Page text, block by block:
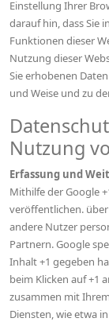
Einstellung Ihrer
darauf hin, dass Sie
Funktionen dieser
Nutzung dieser
Sie erhobenen
und Weise und zu
Nutzung
Erfassung und
Mithilfe der Google
veröffentlichen. über
andere Nutzer
Partnern. Google
Inhalt +1 gegeben
beim Klicken auf +1
zusammen mit
Diensten, wie etwa